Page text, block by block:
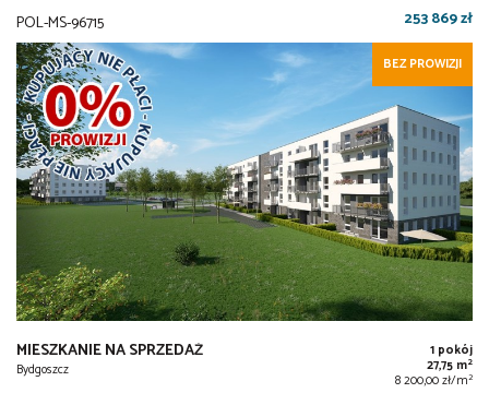
POL-MS-96715 253 869 zł
BEZ PROWIZJI
MIESZKANIE NA SPRZEDAŻ
Bydgoszcz
1 pokój
27,75 m2
8 200,00 zł/m2